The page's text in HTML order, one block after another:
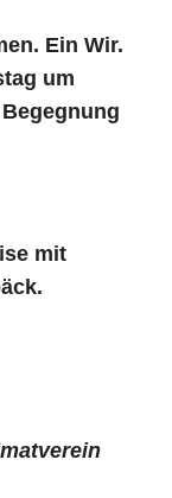
Ein Wir.
um
mit